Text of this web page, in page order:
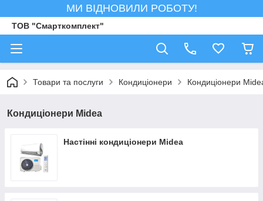
МИ ВІДНОВИЛИ РОБОТУ!
ТОВ "Смарткомплект"
Товари та послуги Кондиціонери Кондиціонери
Кондиціонери Midea
Настінні кондиціонери Midea